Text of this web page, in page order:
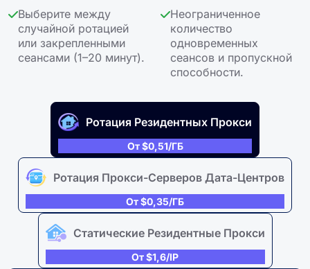
Выберите между
случайной ротацией
или закрепленными
сеансами (1–20 минут).
Неограниченное
количество
одновременных
сеансов и пропускной
способности.
Ротация Резидентных Прокси
От $0,51/ГБ
Ротация Прокси-Серверов Дата-Центров
От $0,35/ГБ
Статические Резидентные Прокси
От $1,6/IP